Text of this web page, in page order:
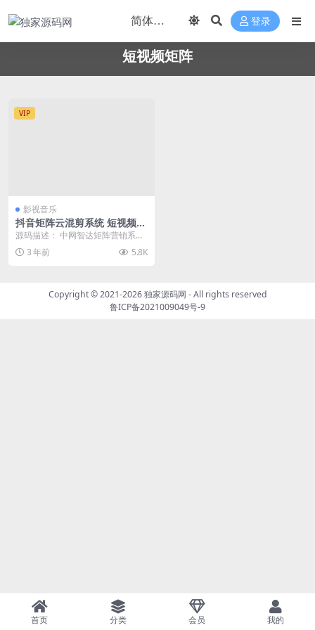
登录
短视频矩阵
VIP
影视音乐
抖音矩阵云混剪系统 短视频矩
阵营销系统V2.2.1（免授权
源码描述： 中网智达矩阵营销系统
多平台多账号一站式管理，一键发
布作品。智能标题，...
3 年前 5.8K
Copyright © 2021-2026独家源码网 - All rights reserved
鲁ICP备2021009049号-9
首页 分类 会员 我的